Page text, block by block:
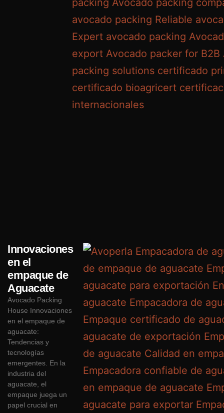
Innovaciones
en el
empaque de
Aguacate
Avocado Packing
House Innovaciones
en el empaque de
aguacate:
Tendencias y
tecnologías
emergentes. En la
industria del
aguacate, el
empaque juega un
papel crucial en